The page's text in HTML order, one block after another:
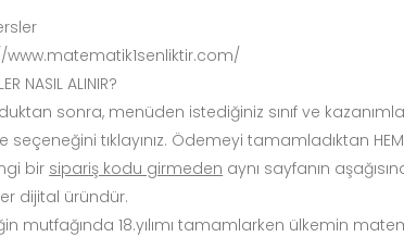
NASIL ALINIR?
sonra, menüden istediğiniz sınıf ve
seçeneğini tıklayınız. Ödemeyi tamamladıktan
bir sipariş kodu girmeden aynı sayfanın
dijital üründür.
mutfağında 18.yılımı tamamlarken ülkemin